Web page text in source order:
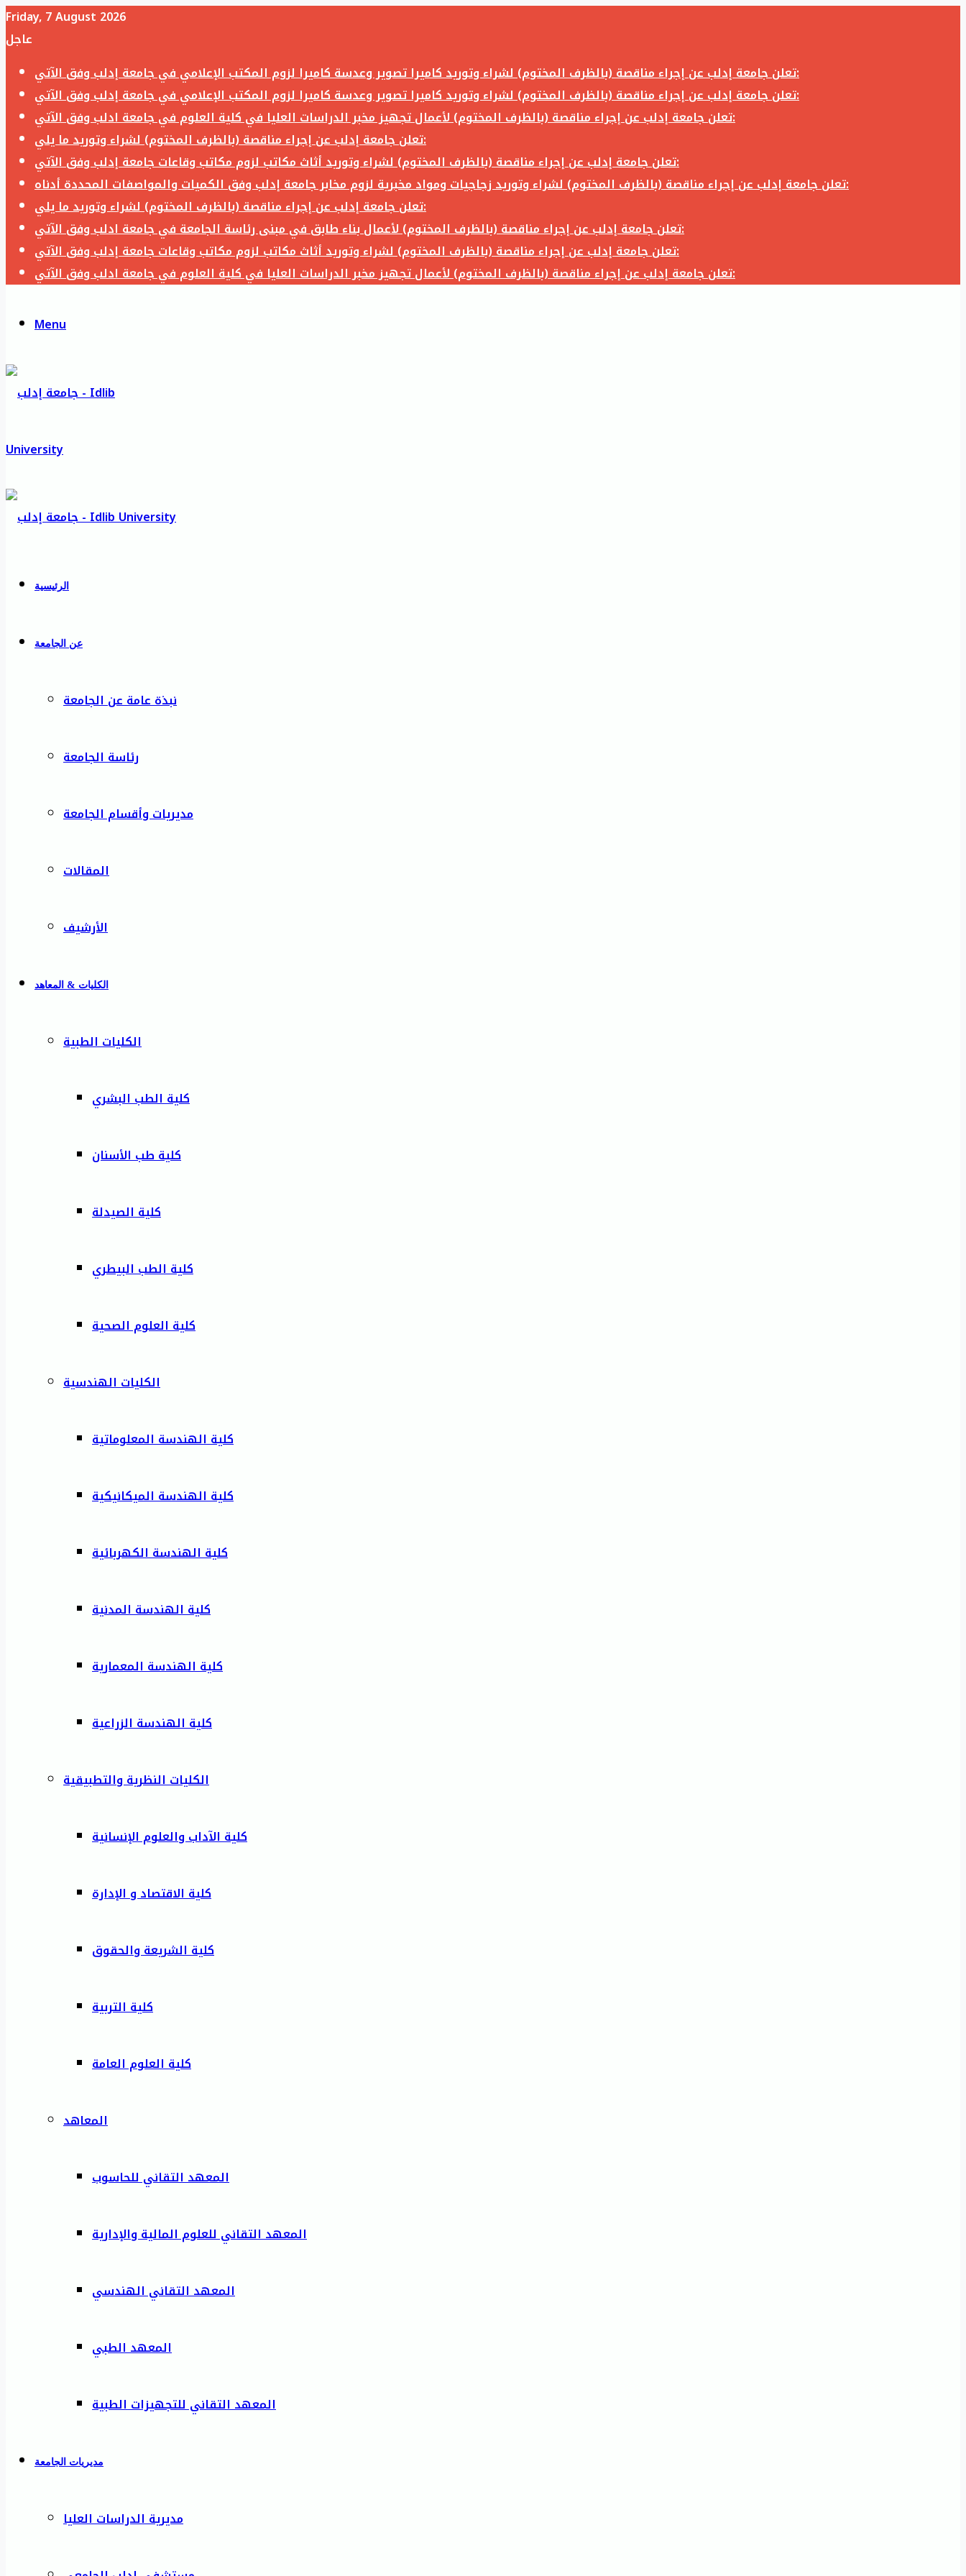
Friday, 7 August 2026
عاجل
تعلن جامعة إدلب عن إجراء مناقصة (بالظرف المختوم) لشراء وتوريد كاميرا تصوير وعدسة كاميرا لزوم المكتب الإعلامي في جامعة إدلب وفق الآتي:
تعلن جامعة إدلب عن إجراء مناقصة (بالظرف المختوم) لشراء وتوريد كاميرا تصوير وعدسة كاميرا لزوم المكتب الإعلامي في جامعة إدلب وفق الآتي:
تعلن جامعة إدلب عن إجراء مناقصة (بالظرف المختوم) لأعمال تجهيز مخبر الدراسات العليا في كلية العلوم في جامعة ادلب وفق الآتي:
تعلن جامعة إدلب عن إجراء مناقصة (بالظرف المختوم) لشراء وتوريد ما يلي:
تعلن جامعة إدلب عن إجراء مناقصة (بالظرف المختوم) لشراء وتوريد أثاث مكاتب لزوم مكاتب وقاعات جامعة إدلب وفق الآتي:
تعلن جامعة إدلب عن إجراء مناقصة (بالظرف المختوم) لشراء وتوريد زجاجيات ومواد مخبرية لزوم مخابر جامعة إدلب وفق الكميات والمواصفات المحددة أدناه:
تعلن جامعة إدلب عن إجراء مناقصة (بالظرف المختوم) لشراء وتوريد ما يلي:
تعلن جامعة إدلب عن إجراء مناقصة (بالظرف المختوم) لأعمال بناء طابق في مبنى رئاسة الجامعة في جامعة ادلب وفق الآتي:
تعلن جامعة إدلب عن إجراء مناقصة (بالظرف المختوم) لشراء وتوريد أثاث مكاتب لزوم مكاتب وقاعات جامعة إدلب وفق الآتي:
تعلن جامعة إدلب عن إجراء مناقصة (بالظرف المختوم) لأعمال تجهيز مخبر الدراسات العليا في كلية العلوم في جامعة ادلب وفق الآتي:
Menu
الرئيسية
عن الجامعة
نبذة عامة عن الجامعة
رئاسة الجامعة
مديريات وأقسام الجامعة
المقالات
الأرشيف
الكليات & المعاهد
الكليات الطبية
كلية الطب البشري
كلية طب الأسنان
كلية الصيدلة
كلية الطب البيطري
كلية العلوم الصحية
الكليات الهندسية
كلية الهندسة المعلوماتية
كلية الهندسة الميكانيكية
كلية الهندسة الكهربائية
كلية الهندسة المدنية
كلية الهندسة المعمارية
كلية الهندسة الزراعية
الكليات النظرية والتطبيقية
كلية الآداب والعلوم الإنسانية
كلية الاقتصاد و الإدارة
كلية الشريعة والحقوق
كلية التربية
كلية العلوم العامة
المعاهد
المعهد التقاني للحاسوب
المعهد التقاني للعلوم المالية والإدارية
المعهد التقاني الهندسي
المعهد الطبي
المعهد التقاني للتجهيزات الطبية
مديريات الجامعة
مديرية الدراسات العليا